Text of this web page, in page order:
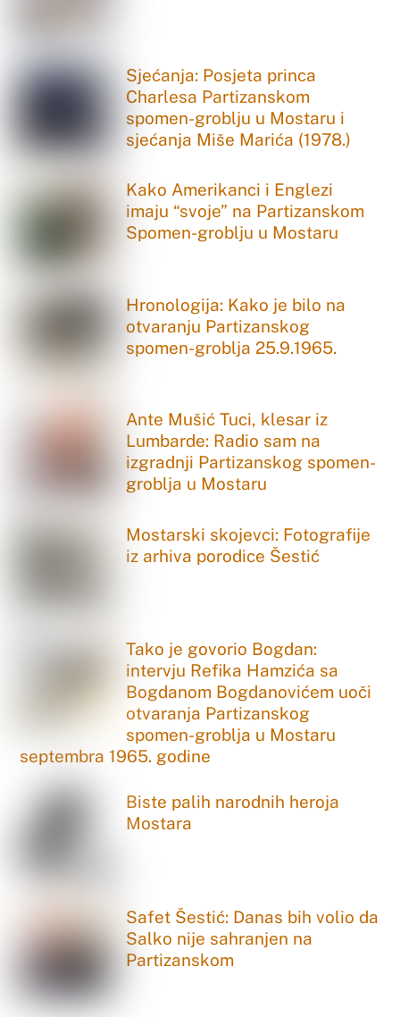
Sjećanja: Posjeta princa
Charlesa Partizanskom
spomen-groblju u Mostaru i
sjećanja Miše Marića (1978.)
Kako Amerikanci i Englezi
imaju “svoje” na Partizanskom
Spomen-groblju u Mostaru
Hronologija: Kako je bilo na
otvaranju Partizanskog
spomen-groblja 25.9.1965.
Ante Mušić Tuci, klesar iz
Lumbarde: Radio sam na
izgradnji Partizanskog spomen-
groblja u Mostaru
Mostarski skojevci: Fotografije
iz arhiva porodice Šestić
Tako je govorio Bogdan:
intervju Refika Hamzića sa
Bogdanom Bogdanovićem uoči
otvaranja Partizanskog
spomen-groblja u Mostaru
septembra 1965. godine
Biste palih narodnih heroja
Mostara
Safet Šestić: Danas bih volio da
Salko nije sahranjen na
Partizanskom